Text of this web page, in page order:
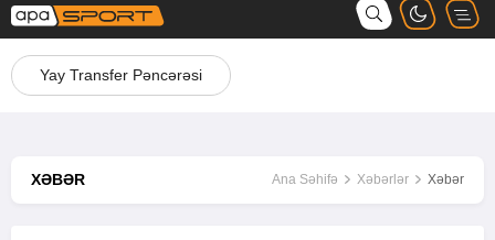
Yay Transfer Pəncərəsi
XƏBƏR Ana Səhifə Xəbərlər Xəbər